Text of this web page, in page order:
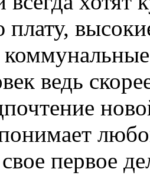
плату,
ведь
первое